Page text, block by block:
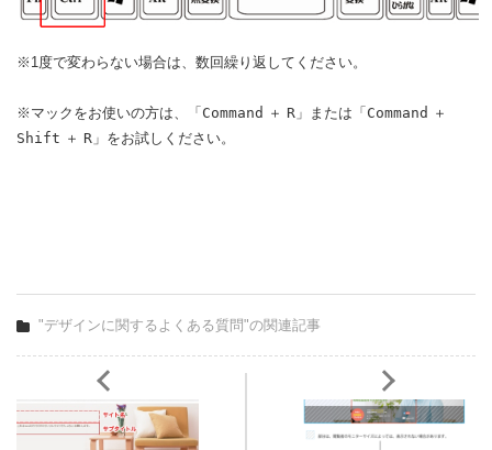
※1度で変わらない場合は、数回繰り返してください。
※マックをお使いの方は、「 Command ＋ R 」または「 Command ＋
Shift ＋ R 」をお試しください。
"デザインに関するよくある質問"の関連記事